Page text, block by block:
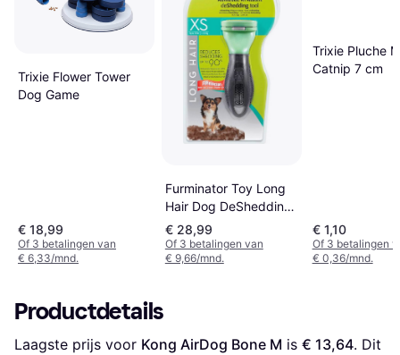
Trixie Flower Tower
Dog Game
€ 18,99
Of 3 betalingen van
€ 6,33/mnd.
Furminator Toy Long
Hair Dog DeShedding
Tool
€ 28,99
Of 3 betalingen van
€ 9,66/mnd.
Trixie Pluche
Catnip 7 cm
€ 1,10
Of 3 betalingen
€ 0,36/mnd.
Productdetails
Laagste prijs voor Kong AirDog Bone M is € 13,64. Dit